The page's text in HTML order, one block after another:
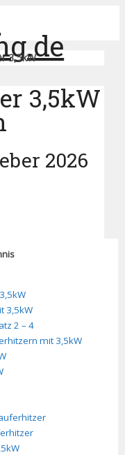
3,5kW
3,5kW
2026
3,5kW
2 – 4
mit 3,5kW